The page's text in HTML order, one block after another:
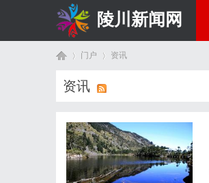
陵川新闻网
门户 资讯
资讯